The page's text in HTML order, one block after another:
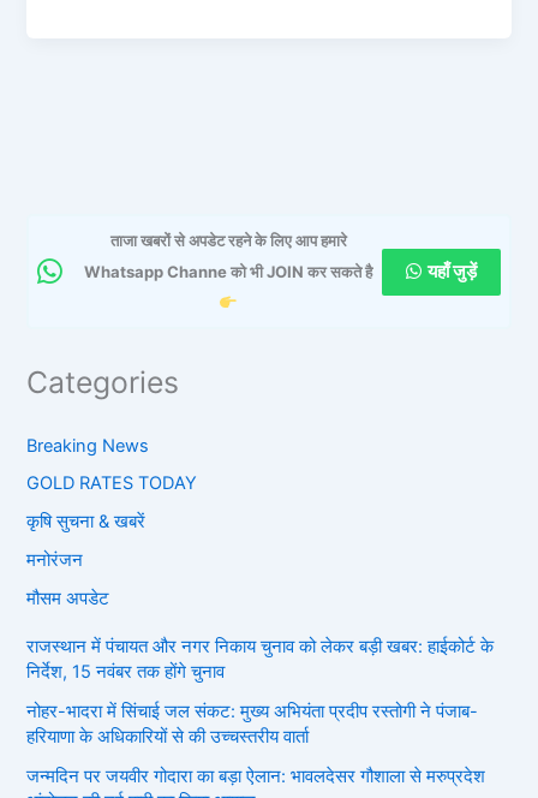
ताजा खबरों से अपडेट रहने के लिए आप हमारे
Whatsapp Channe को भी JOIN कर सकते है
यहाँ जुड़ें
Categories
Breaking News
GOLD RATES TODAY
कृषि सुचना & खबरें
मनोरंजन
मौसम अपडेट
राजस्थान में पंचायत और नगर निकाय चुनाव को लेकर बड़ी खबर: हाईकोर्ट के
निर्देश, 15 नवंबर तक होंगे चुनाव
नोहर-भादरा में सिंचाई जल संकट: मुख्य अभियंता प्रदीप रस्तोगी ने पंजाब-
हरियाणा के अधिकारियों से की उच्चस्तरीय वार्ता
जन्मदिन पर जयवीर गोदारा का बड़ा ऐलान: भावलदेसर गौशाला से मरुप्रदेश